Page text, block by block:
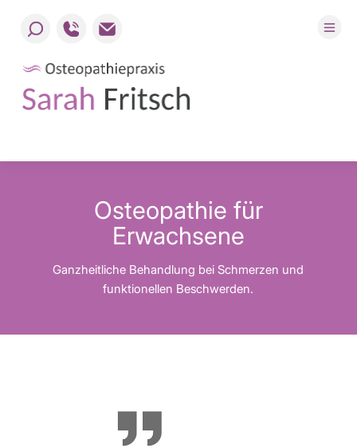
Osteopathie für
Erwachsene
Ganzheitliche Behandlung bei Schmerzen und
funktionellen Beschwerden.